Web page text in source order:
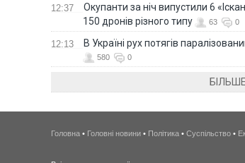
12:37
Окупанти за ніч випустили 6
150 дронів різного типу
63 0
12:13 В Україні рух потягів
580 0
БІЛЬШЕ
Головна • Головні новини • Політика • Суспільство •